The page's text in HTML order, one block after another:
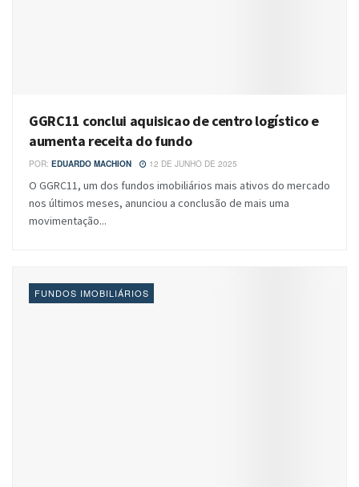
GGRC11 conclui aquisicao de centro logístico e
aumenta receita do fundo
POR: EDUARDO MACHION 12 DE JUNHO DE 2025
O GGRC11, um dos fundos imobiliários mais ativos do mercado
nos últimos meses, anunciou a conclusão de mais uma
movimentação...
FUNDOS IMOBILIÁRIOS